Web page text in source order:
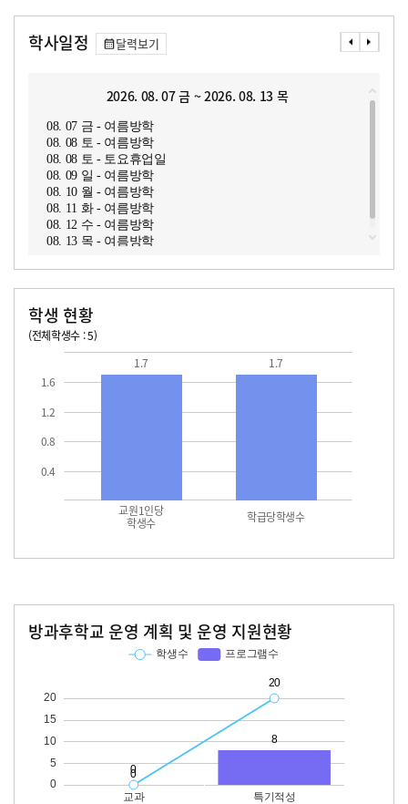
학사일정 달력보기
2026. 08. 07 금 ~ 2026. 08. 13 목
08. 07 금 - 여름방학
08. 08 토 - 여름방학
08. 08 토 - 토요휴업일
08. 09 일 - 여름방학
08. 10 월 - 여름방학
08. 11 화 - 여름방학
08. 12 수 - 여름방학
08. 13 목 - 여름방학
학생 현황
(전체학생수 : 5)
0.4
0.8
1.2
1.6
교원1인당
학생수 학급당학생수
1.7 1.7
방과후학교 운영 계획 및 운영 지원현황